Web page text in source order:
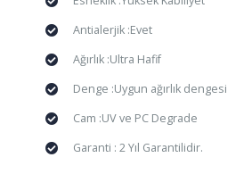
Antialerjik :Evet
Ağırlık :Ultra Hafif
Denge :Uygun ağırlık dengesi
Cam :UV ve PC Degrade
Garanti : 2 Yıl Garantilidir.